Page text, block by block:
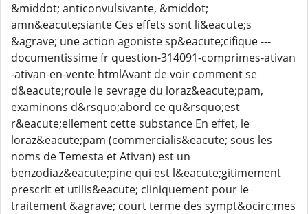
&middot; anticonvulsivante, &middot;
amn&eacute;siante Ces effets sont li&eacute;s
&agrave; une action agoniste sp&eacute;cifique ---
documentissime fr question-314091-comprimes-ativan
-ativan-en-vente htmlAvant de voir comment se
d&eacute;roule le sevrage du loraz&eacute;pam,
examinons d&rsquo;abord ce qu&rsquo;est
r&eacute;ellement cette substance En effet, le
loraz&eacute;pam (commercialis&eacute; sous les
noms de Temesta et Ativan) est un
benzodiaz&eacute;pine qui est l&eacute;gitimement
prescrit et utilis&eacute; cliniquement pour le
traitement &agrave; court terme des sympt&ocirc;mes